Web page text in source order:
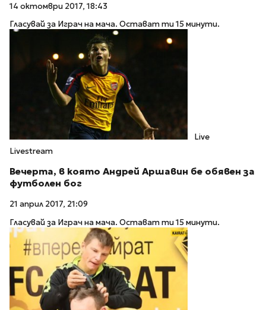
14 октомври 2017, 18:43
Гласувай за Играч на мача. Остават ти 15 минути.
Live
Livestream
Вечерта, в която Андрей Аршавин бе обявен за
футболен бог
21 април 2017, 21:09
Гласувай за Играч на мача. Остават ти 15 минути.